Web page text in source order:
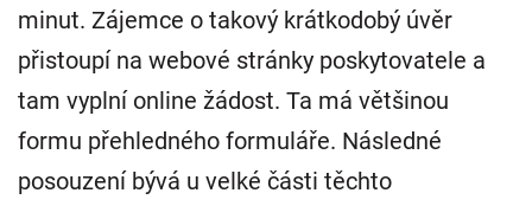
minut. Zájemce o takový krátkodobý úvěr
přistoupí na webové stránky poskytovatele a
tam vyplní online žádost. Ta má většinou
formu přehledného formuláře. Následné
posouzení bývá u velké části těchto